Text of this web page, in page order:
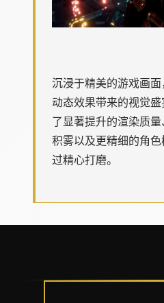
沉浸于精美的游戏画
动态效果带来的视觉
了显著提升的渲染质
积雾以及更精细的角
过精心打磨。